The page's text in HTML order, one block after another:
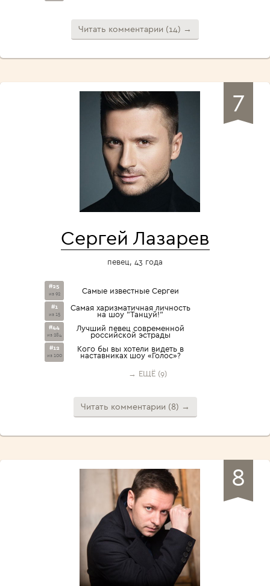
Читать комментарии (14) →
7
Сергей Лазарев
певец, 43 года
#25
из 92 Самые известные Сергеи
#1
из 15
Самая харизматичная личность
на шоу "Танцуй!"
#44
из 284
Лучший певец современной
российской эстрады
#12
из 100
Кого бы вы хотели видеть в
наставниках шоу «Голос»?
→ ЕЩЁ (9)
Читать комментарии (8) →
8